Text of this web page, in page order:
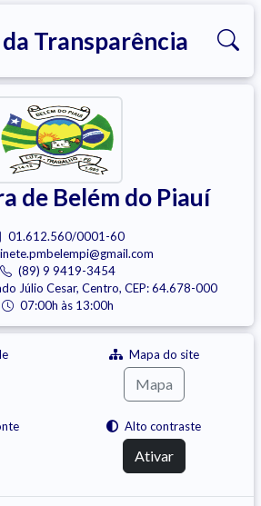
Transparência
de Belém do Piauí
01.612.560/0001-60
(89) 9 9419-3454
Júlio Cesar, Centro, CEP: 64.678-000
07:00h às 13:00h
Mapa do site
Mapa
Alto contraste
Ativar